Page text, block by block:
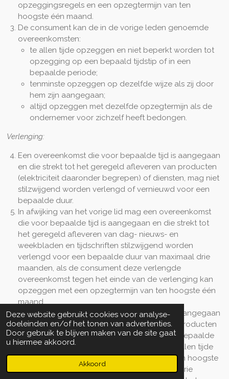
Deze website gebruikt cookies voor analyse-
doeleinden en/of het tonen van advertenties.
Door gebruik te blijven maken van de site gaat
u hiermee akkoord.
Akkoord
opzeggingsregels en een opzegtermijn van ten
hoogste één maand.
De consument kan de in de vorige leden genoemde
overeenkomsten:
te allen tijde opzeggen en niet beperkt worden tot
opzegging op een bepaald tijdstip of in een
bepaalde periode;
tenminste opzeggen op dezelfde wijze als zij door
hem zijn aangegaan;
altijd opzeggen met dezelfde opzegtermijn als de
ondernemer voor zichzelf heeft bedongen.
Verlenging:
Een overeenkomst die voor bepaalde tijd is aangegaan
en die strekt tot het geregeld afleveren van producten
(elektriciteit daaronder begrepen) of diensten, mag niet
stilzwijgend worden verlengd of vernieuwd voor een
bepaalde duur.
In afwijking van het vorige lid mag een overeenkomst
die voor bepaalde tijd is aangegaan en die strekt tot
het geregeld afleveren van dag- nieuws- en
weekbladen en tijdschriften stilzwijgend worden
verlengd voor een bepaalde duur van maximaal drie
maanden, als de consument deze verlengde
overeenkomst tegen het einde van de verlenging kan
opzeggen met een opzegtermijn van ten hoogste één
maand.
Een overeenkomst die voor bepaalde tijd is aangegaan
en die strekt tot het geregeld afleveren van producten
of diensten, mag alleen stilzwijgend voor onbepaalde
duur worden verlengd als de consument te allen tijde
mag opzeggen met een opzegtermijn van ten hoogste
één maand. De opzegtermijn is ten hoogste drie